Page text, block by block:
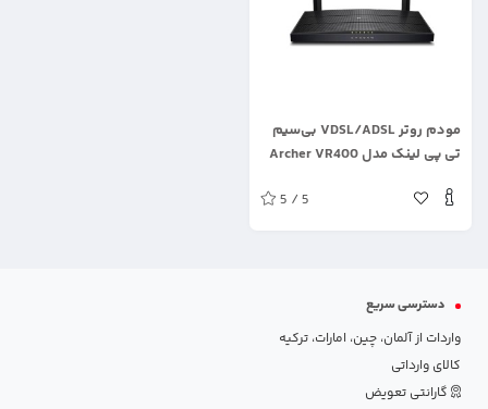
مودم روتر VDSL/ADSL بی‌سیم
تی پی لینک مدل Archer VR400
5 / 5
دسترسی سریع
واردات از آلمان، چین، امارات، ترکیه
کالای وارداتی
گارانتی تعویض